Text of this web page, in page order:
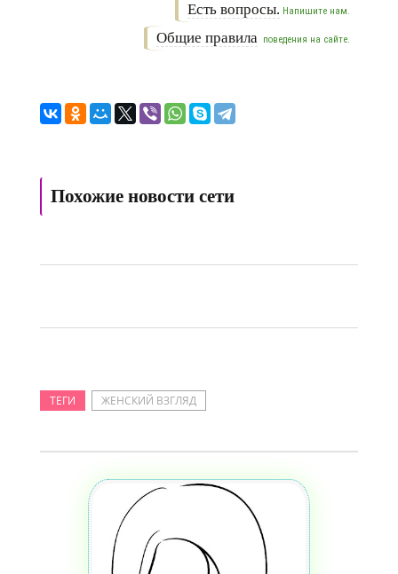
Есть вопросы. Напишите нам.
Общие правила поведения на сайте.
Похожие новости сети
ТЕГИ ЖЕНСКИЙ ВЗГЛЯД